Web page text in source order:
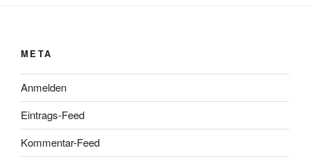
META
Anmelden
Eintrags-Feed
Kommentar-Feed